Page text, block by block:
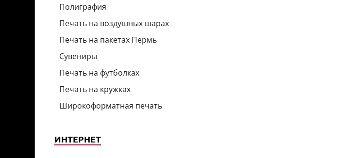
Полиграфия
Печать на воздушных шарах
Печать на пакетах Пермь
Сувениры
Печать на футболках
Печать на кружках
Широкоформатная печать
ИНТЕРНЕТ